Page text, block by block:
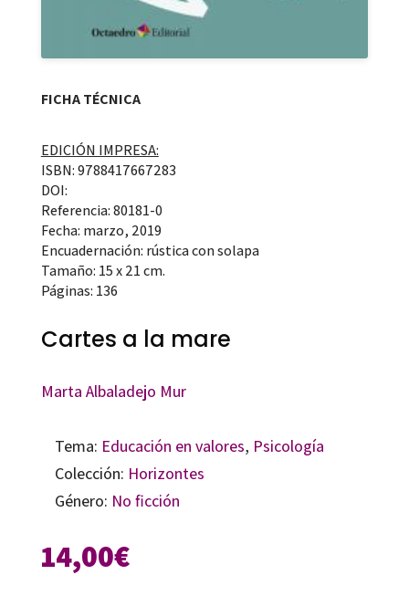
FICHA TÉCNICA
EDICIÓN IMPRESA:
ISBN: 9788417667283
DOI:
Referencia: 80181-0
Fecha: marzo, 2019
Encuadernación: rústica con solapa
Tamaño: 15 x 21 cm.
Páginas: 136
Cartes a la mare
Marta Albaladejo Mur
Tema: Educación en valores, Psicología
Colección: Horizontes
Género: No ficción
14,00€